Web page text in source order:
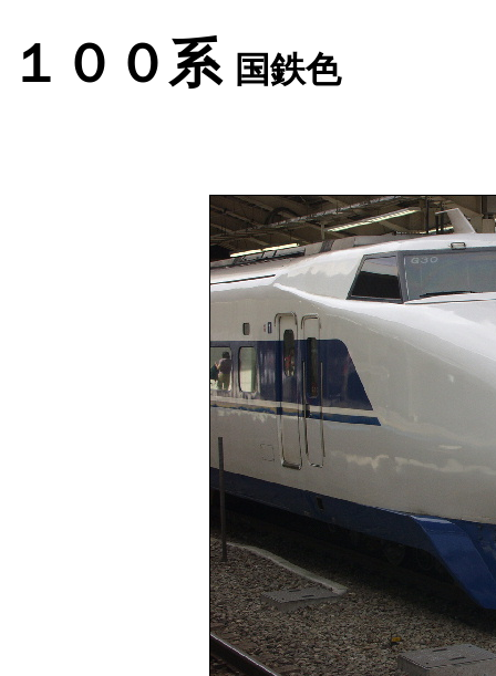
１００系 国鉄色